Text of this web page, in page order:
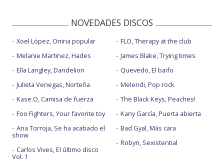
NOVEDADES DISCOS
Xoel López, Oniria popular
Melanie Martinez, Hades
Ella Langley, Dandelion
Julieta Venegas, Norteña
Kase.O, Camisa de fuerza
Foo Fighters, Your favorite toy
Ana Torroja, Se ha acabado el
show
Carlos Vives, El último disco
Vol. 1
FLO, Therapy at the club
James Blake, Trying times
Quevedo, El baifo
Melendi, Pop rock
The Black Keys, Peaches!
Kany García, Puerta abierta
Bad Gyal, Más cara
Robyn, Sexistential